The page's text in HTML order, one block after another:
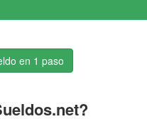
en 1 paso